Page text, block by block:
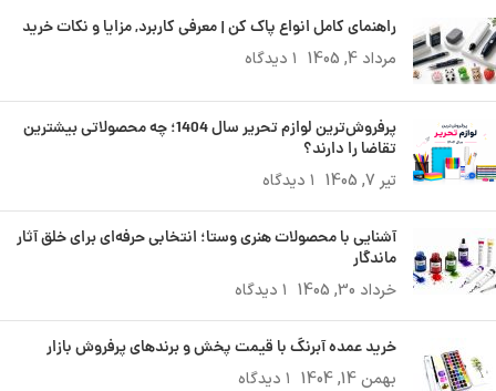
راهنمای کامل انواع پاک کن | معرفی کاربرد, مزایا و نکات خرید
مرداد 4, 1405 ۱ دیدگاه
پرفروش‌ترین لوازم تحریر سال 1404؛ چه محصولاتی بیشترین
تقاضا را دارند؟
تیر 7, 1405 ۱ دیدگاه
آشنایی با محصولات هنری وستا؛ انتخابی حرفه‌ای برای خلق آثار
ماندگار
خرداد 30, 1405 ۱ دیدگاه
خرید عمده آبرنگ با قیمت پخش و برندهای پرفروش بازار
بهمن 14, 1404 ۱ دیدگاه